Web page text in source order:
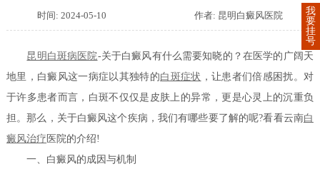
时间: 2024-05-10 作者: 昆明白癜风医院
昆明白斑病医院-关于白癜风有什么需要知晓的？在医学的广阔天
地里，白癜风这一病症以其独特的白斑症状 ，让患者们倍感困扰。对
于许多患者而言，白斑不仅仅是皮肤上的异常，更是心灵上的沉重负
担。那么，关于白癜风这个疾病，我们有哪些要了解的呢?看看云南白
癜风治疗 医院的介绍!
一、白癜风的成因与机制
我
要
挂
号